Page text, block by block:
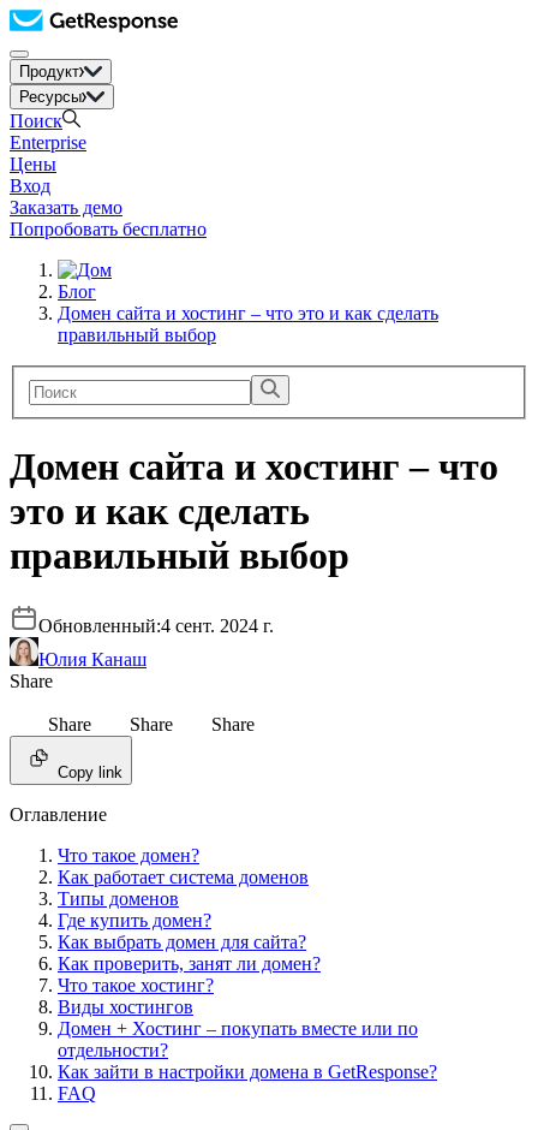
Продукт
Ресурсы
Поиск
Enterprise
Цены
Вход
Заказать демо
Попробовать бесплатно
Блог
Домен сайта и хостинг – что это и как сделать
правильный выбор
Домен сайта и хостинг – что
это и как сделать
правильный выбор
Обновленный:4 сент. 2024 г.
Юлия Канаш
Share
Share Share Share
Copy link
Оглавление
Что такое домен?
Как работает система доменов
Типы доменов
Где купить домен?
Как выбрать домен для сайта?
Как проверить, занят ли домен?
Что такое хостинг?
Виды хостингов
Домен + Хостинг – покупать вместе или по
отдельности?
Как зайти в настройки домена в GetResponse?
FAQ